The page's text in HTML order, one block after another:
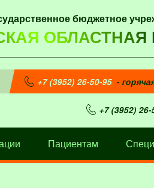
бюджетное
+7 (3952) 26-50-95-
+7 (3952)
Пациентам